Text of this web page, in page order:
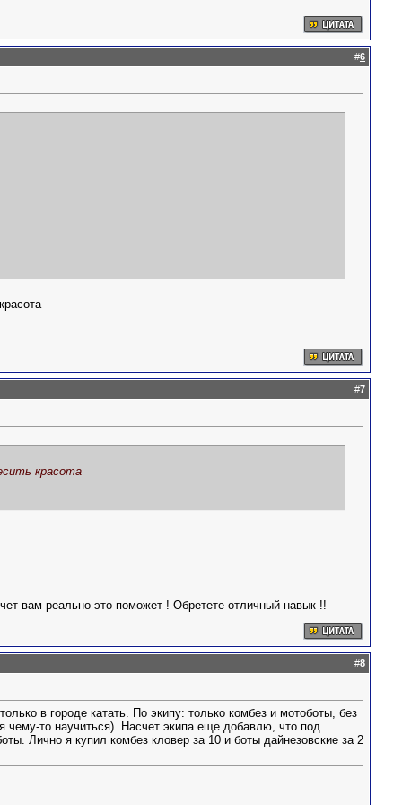
#6
#7
красота
вам реально это поможет ! Обретете отличный навык !!
#8
в городе катать. По экипу: только комбез и мотоботы, без
чему-то научиться). Насчет экипа еще добавлю, что под
Лично я купил комбез кловер за 10 и боты дайнезовские за 2